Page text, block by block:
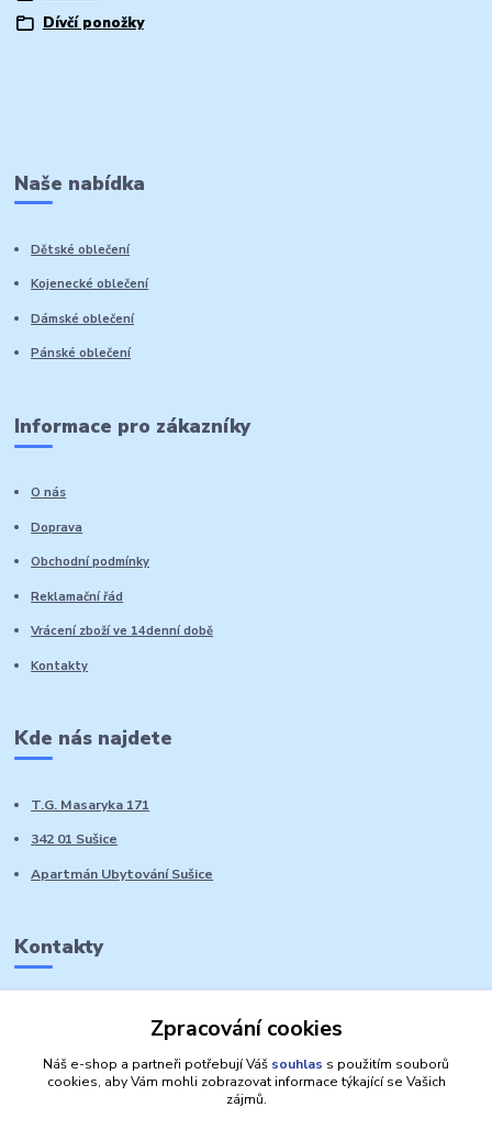
Dívčí ponožky
Naše nabídka
Dětské oblečení
Kojenecké oblečení
Dámské oblečení
Pánské oblečení
Informace pro zákazníky
O nás
Doprava
Obchodní podmínky
Reklamační řád
Vrácení zboží ve 14denní době
Kontakty
Kde nás najdete
T.G. Masaryka 171
342 01 Sušice
Apartmán Ubytování Sušice
Kontakty
Zpracování cookies
Náš e-shop a partneři potřebují Váš souhlas s použitím souborů
cookies, aby Vám mohli zobrazovat informace týkající se Vašich
zájmů.